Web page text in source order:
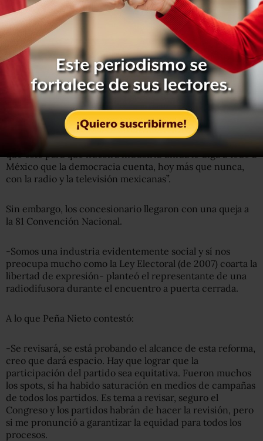
En el encuentro con los dueños y representantes de las
empresas radiofónicas y televisivas de México, el
presidente de la CIRT había dicho que esta convención
es especialmente significativa porque se lleva a cabo a
poco más de un mes de la elección del 1° de julio. “El
proceso electoral presidencial que está en marcha es una
realidad, una reflexión profunda que los mexicanos
hacemos para definir el rumbo que deberá tomar el país
en los próximos años. Por ello, que lugar más propicio
que éste para que nuestra industria unida le diga a todo a
México que la democracia cuenta, hoy más que nunca,
con la radio y la televisión mexicanas”.
Sin embargo, los concesionario llegaron con una queja a
la 81 Convención Nacional.
-Somos una industria evidentemente social y sí nos
preocupa mucho como la Ley Electoral (de 2007) coarta la
libertad de expresión- planteó el representante de una
radiodifusora durante el encuentro a puerta cerrada.
A lo que Peña Nieto contestó:
-Se revisará, se está probando el alcance de esta reforma,
creo que dará espacio. Hay que lograr que la
participación del partido sea equitativa. Fueron muchos
los spots, sí ha habido saturación en medios de campañas
de todos los partidos. Es tema a revisar, seguro el
Congreso y los partidos habrán de hacer la revisión, pero
si me pronunció a garantizar la equidad para todos los
procesos.